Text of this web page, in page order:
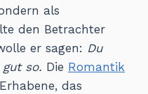
als
den Betrachter
er sagen: Du
so. Die Romantik
das